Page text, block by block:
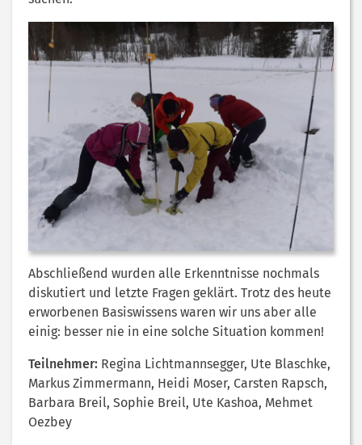
Abschließend wurden alle Erkenntnisse nochmals
diskutiert und letzte Fragen geklärt. Trotz des heute
erworbenen Basiswissens waren wir uns aber alle
einig: besser nie in eine solche Situation kommen!
Teilnehmer: Regina Lichtmannsegger, Ute Blaschke,
Markus Zimmermann, Heidi Moser, Carsten Rapsch,
Barbara Breil, Sophie Breil, Ute Kashoa, Mehmet
Oezbey